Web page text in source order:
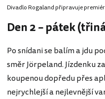
Divadlo Rogaland připravuje
Den 2 – pátek
Po snídani se balím a jdu
směr Jörpeland. Jízdenku
koupenou dopředu přes
nejrychlejší a nejlevnější